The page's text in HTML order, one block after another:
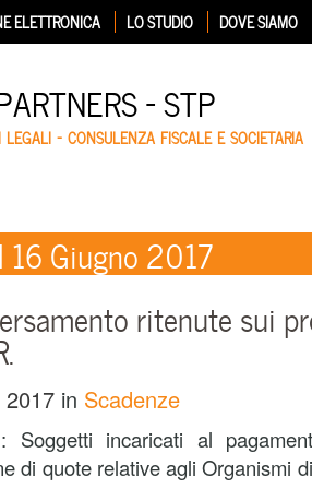
ELETTRONICA LO STUDIO DOVE SIAMO
– STP
LEGALI – CONSULENZA FISCALE E SOCIETARIA
16 Giugno 2017
ritenute sui
2017 in Scadenze
Soggetti incaricati al
di quote relative agli Organismi